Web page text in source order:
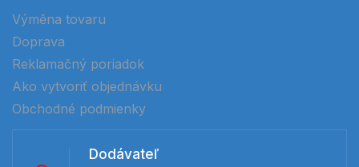
Výměna tovaru
Doprava
Reklamačný poriadok
Ako vytvoriť objednávku
Obchodné podmienky
Dodávateľ